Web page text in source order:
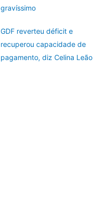
gravíssimo
GDF reverteu déficit e
recuperou capacidade de
pagamento, diz Celina Leão